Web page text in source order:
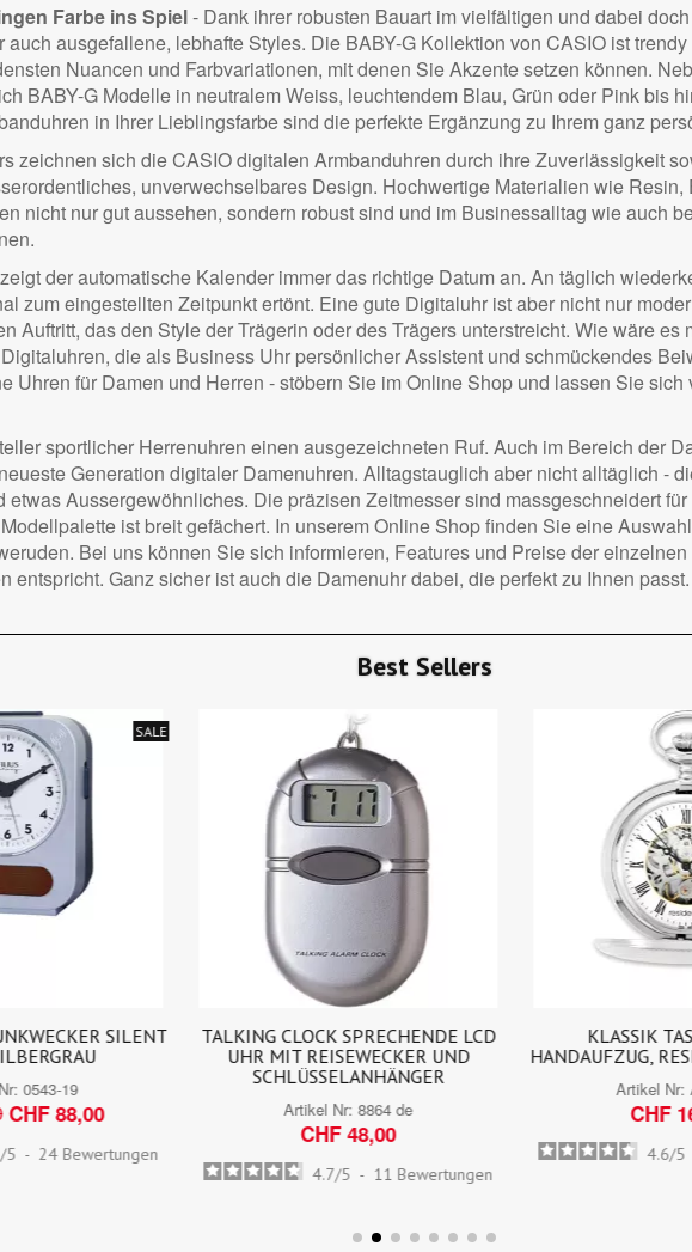
Farbe ins Spiel- Dank ihrer robusten Bauart im vielfältigen und dabei
ausgefallene, lebhafte Styles. Die BABY-G Kollektion von CASIO ist
Nuancen und Farbvariationen, mit denen Sie Akzente setzen können.
BABY-G Modelle in neutralem Weiss, leuchtendem Blau, Grün oder Pink bis
in Ihrer Lieblingsfarbe sind die perfekte Ergänzung zu Ihrem ganz
zeichnen sich die CASIO digitalen Armbanduhren durch ihre Zuverlässigkeit
unverwechselbares Design. Hochwertige Materialien wie
nicht nur gut aussehen, sondern robust sind und im Businessalltag wie auch
der automatische Kalender immer das richtige Datum an. An täglich
zum eingestellten Zeitpunkt ertönt. Eine gute Digitaluhr ist aber nicht nur
Auftritt, das den Style der Trägerin oder des Trägers unterstreicht. Wie wäre
die als Business Uhr persönlicher Assistent und schmückendes
Uhren für Damen und Herren - stöbern Sie im Online Shop und lassen Sie
sportlicher Herrenuhren einen ausgezeichneten Ruf. Auch im Bereich der
Generation digitaler Damenuhren. Alltagstauglich aber nicht alltäglich -
etwas Aussergewöhnliches. Die präzisen Zeitmesser sind massgeschneidert
ist breit gefächert. In unserem Online Shop finden Sie eine
Bei uns können Sie sich informieren, Features und Preise der
entspricht. Ganz sicher ist auch die Damenuhr dabei, die perfekt zu Ihnen passt.
Best Sellers
SALE
SILENT
TALKING CLOCK SPRECHENDE LCD
UHR MIT REISEWECKER UND
SCHLÜSSELANHÄNGER
8864 de
CHF 48,00
4.7 /5 - 11 Bewertungen
KLASSIK TASCHENUHR
HANDAUFZUG, RESIDENCE
AS 9109
CHF 168,00
4.6 /5 - 19